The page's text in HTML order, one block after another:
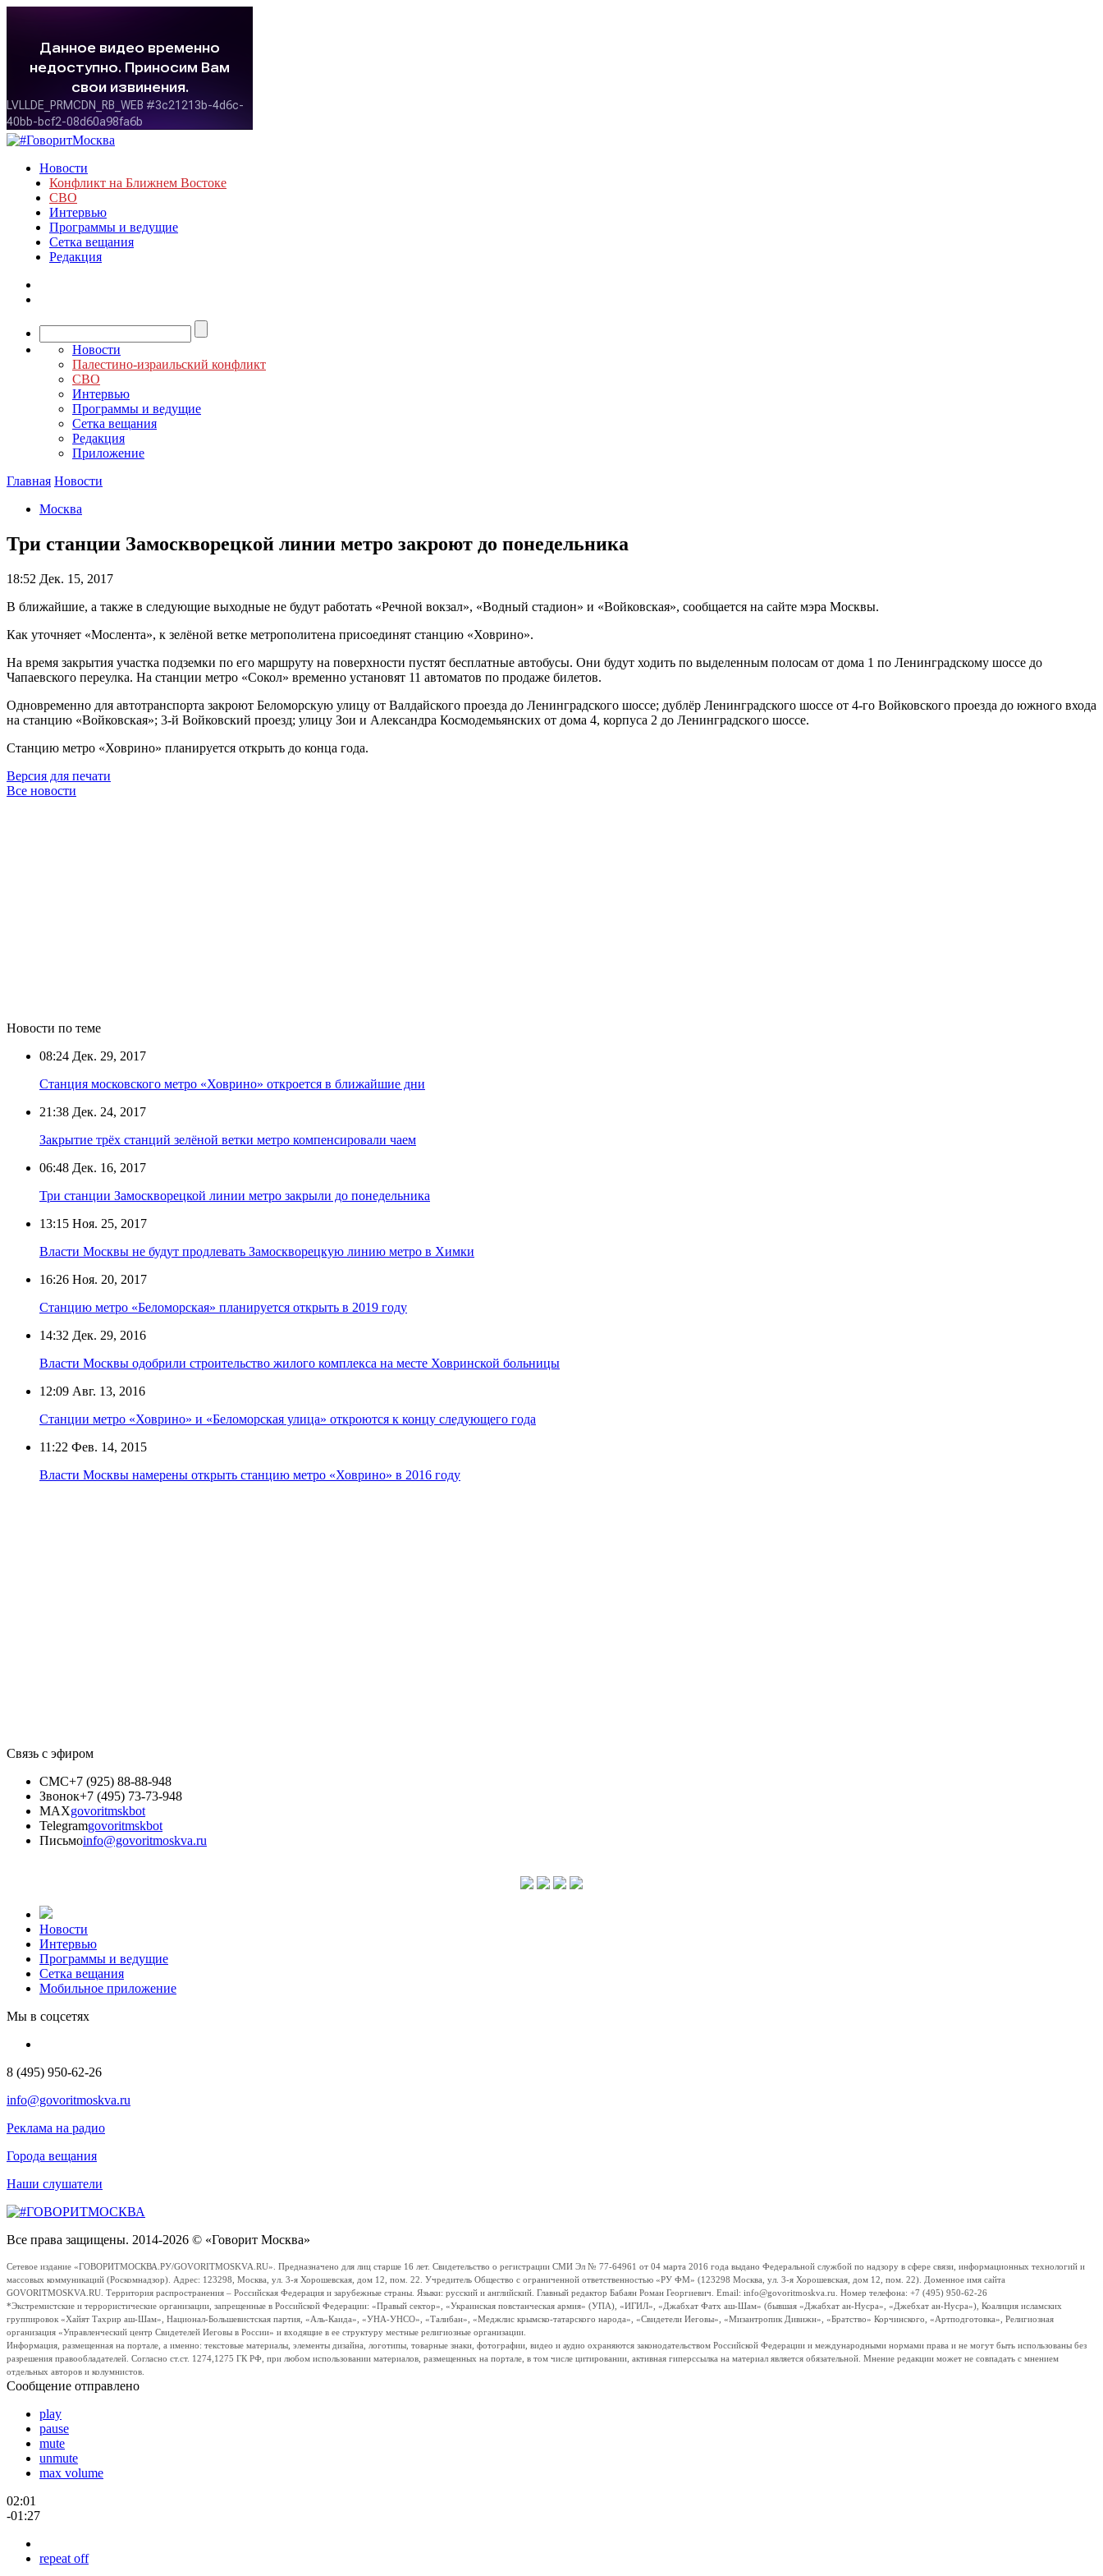
Новости
Конфликт на Ближнем Востоке
СВО
Интервью
Программы и ведущие
Сетка вещания
Редакция
Новости
Палестино-израильский конфликт
СВО
Интервью
Программы и ведущие
Сетка вещания
Редакция
Приложение
Главная Новости
Москва
Три станции Замоскворецкой линии метро закроют до понедельника
18:52 Дек. 15, 2017
В ближайшие, а также в следующие выходные не будут работать «Речной вокзал», «Водный стадион» и «Войковская», сообщается на сайте мэра Москвы.
Как уточняет «Мослента», к зелёной ветке метрополитена присоединят станцию «Ховрино».
На время закрытия участка подземки по его маршруту на поверхности пустят бесплатные автобусы. Они будут ходить по выделенным полосам от дома 1 по Ленинградскому шоссе до
Чапаевского переулка. На станции метро «Сокол» временно установят 11 автоматов по продаже билетов.
Одновременно для автотранспорта закроют Беломорскую улицу от Валдайского проезда до Ленинградского шоссе; дублёр Ленинградского шоссе от 4-го Войковского проезда до южного входа
на станцию «Войковская»; 3-й Войковский проезд; улицу Зои и Александра Космодемьянских от дома 4, корпуса 2 до Ленинградского шоссе.
Станцию метро «Ховрино» планируется открыть до конца года.
Версия для печати
Все новости
Новости по теме
08:24 Дек. 29, 2017
Станция московского метро «Ховрино» откроется в ближайшие дни
21:38 Дек. 24, 2017
Закрытие трёх станций зелёной ветки метро компенсировали чаем
06:48 Дек. 16, 2017
Три станции Замоскворецкой линии метро закрыли до понедельника
13:15 Ноя. 25, 2017
Власти Москвы не будут продлевать Замоскворецкую линию метро в Химки
16:26 Ноя. 20, 2017
Станцию метро «Беломорская» планируется открыть в 2019 году
14:32 Дек. 29, 2016
Власти Москвы одобрили строительство жилого комплекса на месте Ховринской больницы
12:09 Авг. 13, 2016
Cтанции метро «Ховрино» и «Беломорская улица» откроются к концу следующего года
11:22 Фев. 14, 2015
Власти Москвы намерены открыть станцию метро «Ховрино» в 2016 году
Связь с эфиром
СМС+7 (925) 88-88-948
Звонок+7 (495) 73-73-948
MAXgovoritmskbot
Telegramgovoritmskbot
Письмоinfo@govoritmoskva.ru
Новости
Интервью
Программы и ведущие
Сетка вещания
Мобильное приложение
Мы в соцсетях
8 (495) 950-62-26
info@govoritmoskva.ru
Реклама на радио
Города вещания
Наши слушатели
Все права защищены. 2014-2026 © «Говорит Москва»
Сетевое издание «ГОВОРИТМОСКВА.РУ/GOVORITMOSKVA.RU». Предназначено для лиц старше 16 лет. Свидетельство о регистрации СМИ Эл № 77-64961 от 04 марта 2016 года выдано Федеральной службой по надзору в сфере связи, информационных технологий и
массовых коммуникаций (Роскомнадзор). Адрес: 123298, Москва, ул. 3-я Хорошевская, дом 12, пом. 22. Учредитель Общество с ограниченной ответственностью «РУ ФМ» (123298 Москва, ул. 3-я Хорошевская, дом 12, пом. 22). Доменное имя сайта
GOVORITMOSKVA.RU. Территория распространения – Российская Федерация и зарубежные страны. Языки: русский и английский. Главный редактор Бабаян Роман Георгиевич. Email: info@govoritmoskva.ru. Номер телефона: +7 (495) 950-62-26
*Экстремистские и террористические организации, запрещенные в Российской Федерации: «Правый сектор», «Украинская повстанческая армия» (УПА), «ИГИЛ», «Джабхат Фатх аш-Шам» (бывшая «Джабхат ан-Нусра», «Джебхат ан-Нусра»), Коалиция исламских
группировок «Хайят Тахрир аш-Шам», Национал-Большевистская партия, «Аль-Каида», «УНА-УНСО», «Талибан», «Меджлис крымско-татарского народа», «Свидетели Иеговы», «Мизантропик Дивижн», «Братство» Корчинского, «Артподготовка», Религиозная
организация «Управленческий центр Свидетелей Иеговы в России» и входящие в ее структуру местные религиозные организации.
Информация, размещенная на портале, а именно: текстовые материалы, элементы дизайна, логотипы, товарные знаки, фотографии, видео и аудио охраняются законодательством Российской Федерации и международными нормами права и не могут быть использованы без
разрешения правообладателей. Согласно ст.ст. 1274,1275 ГК РФ, при любом использовании материалов, размещенных на портале, в том числе цитировании, активная гиперссылка на материал является обязательной. Мнение редакции может не совпадать с мнением
отдельных авторов и колумнистов.
Сообщение отправлено
play
pause
mute
unmute
max volume
02:01
-01:27
repeat off